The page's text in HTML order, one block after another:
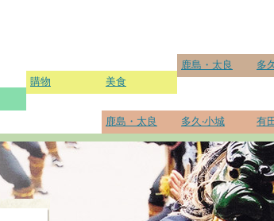
多
鹿島・太良
美食
購物
有
多久‧小城
鹿島・太良